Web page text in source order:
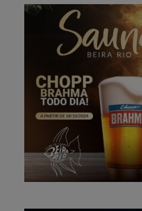
compositor Donato.
01:00:30